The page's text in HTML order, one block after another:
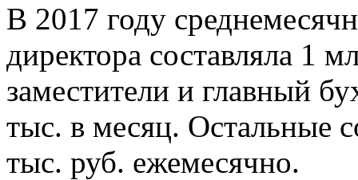
В 2017 году
директора составляла 1
заместители и главный
тыс. в месяц. Остальные
тыс. руб. ежемесячно.